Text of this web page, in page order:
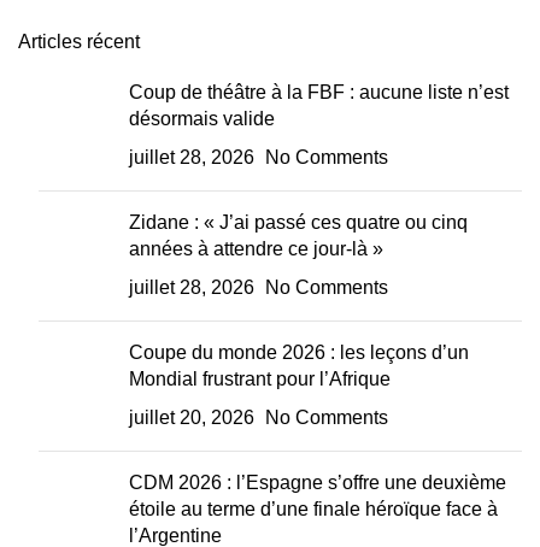
Articles récent
Coup de théâtre à la FBF : aucune liste n’est
désormais valide
juillet 28, 2026
No Comments
Zidane : « J’ai passé ces quatre ou cinq
années à attendre ce jour-là »
juillet 28, 2026
No Comments
Coupe du monde 2026 : les leçons d’un
Mondial frustrant pour l’Afrique
juillet 20, 2026
No Comments
CDM 2026 : l’Espagne s’offre une deuxième
étoile au terme d’une finale héroïque face à
l’Argentine